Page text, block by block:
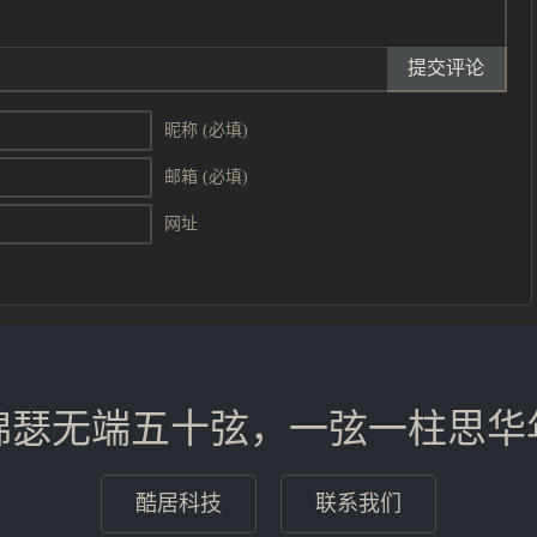
提交评论
昵称 (必填)
邮箱 (必填)
网址
瑟无端五十弦，一弦一柱思华
酷居科技 联系我们